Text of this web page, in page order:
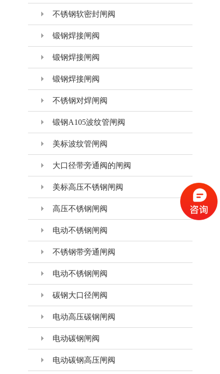
不锈钢软密封闸阀
锻钢焊接闸阀
锻钢焊接闸阀
锻钢焊接闸阀
不锈钢对焊闸阀
锻钢A105波纹管闸阀
美标波纹管闸阀
大口径带旁通阀的闸阀
美标高压不锈钢闸阀
高压不锈钢闸阀
电动不锈钢闸阀
不锈钢带旁通闸阀
电动不锈钢闸阀
碳钢大口径闸阀
电动高压碳钢闸阀
电动碳钢闸阀
电动碳钢高压闸阀